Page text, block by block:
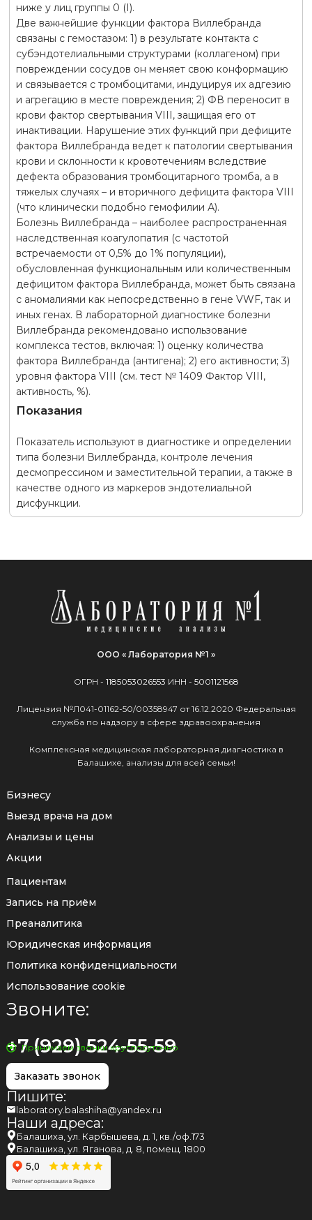
ниже у лиц группы 0 (I).
Две важнейшие функции фактора Виллебранда
связаны с гемостазом: 1) в результате контакта с
субэндотелиальными структурами (коллагеном) при
повреждении сосудов он меняет свою конформацию
и связывается с тромбоцитами, индуцируя их адгезию
и агрегацию в месте повреждения; 2) ФВ переносит в
крови фактор свертывания VIII, защищая его от
инактивации. Нарушение этих функций при дефиците
фактора Виллебранда ведет к патологии свертывания
крови и склонности к кровотечениям вследствие
дефекта образования тромбоцитарного тромба, а в
тяжелых случаях – и вторичного дефицита фактора VIII
(что клинически подобно гемофилии А).
Болезнь Виллебранда – наиболее распространенная
наследственная коагулопатия (с частотой
встречаемости от 0,5% до 1% популяции),
обусловленная функциональным или количественным
дефицитом фактора Виллебранда, может быть связана
с аномалиями как непосредственно в гене VWF, так и
иных генах. В лабораторной диагностике болезни
Виллебранда рекомендовано использование
комплекса тестов, включая: 1) оценку количества
фактора Виллебранда (антигена); 2) его активности; 3)
уровня фактора VIII (см. тест № 1409 Фактор VIII,
активность, %).
Показания
Показатель используют в диагностике и определении
типа болезни Виллебранда, контроле лечения
десмопрессином и заместительной терапии, а также в
качестве одного из маркеров эндотелиальной
дисфункции.
ООО « Лаборатория №1 »
ОГРН - 1185053026553 ИНН - 5001121568
Лицензия №Л041-01162-50/00358947 от 16.12.2020 Федеральная
служба по надзору в сфере здравоохранения
Комплексная медицинская лабораторная диагностика в
Балашихе, анализы для всей семьи!
Бизнесу
Выезд врача на дом
Анализы и цены
Акции
Пациентам
Запись на приём
Преаналитика
Юридическая информация
Политика конфиденциальности
Использование cookie
Звоните:
+7 (929) 524-55-59
Принимаем звонки круглосуточно
Заказать звонок
Пишите:
laboratory.balashiha@yandex.ru
Наши адреса:
Балашиха, ул. Карбышева, д. 1, кв./оф.173
Балашиха, ул. Яганова, д. 8, помещ. 1800